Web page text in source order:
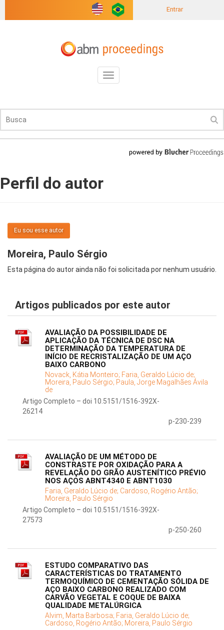
Entrar
Toggle
navigation
Perfil do autor
Eu sou esse autor
Moreira, Paulo Sérgio
Esta página do autor ainda não foi solicitada por nenhum usuário.
Artigos publicados por este autor
AVALIAÇÃO DA POSSIBILIDADE DE
APLICAÇÃO DA TÉCNICA DE DSC NA
DETERMINAÇÃO DA TEMPERATURA DE
INÍCIO DE RECRISTALIZAÇÃO DE UM AÇO
BAIXO CARBONO
Novack, Kátia Monteiro; Faria, Geraldo Lúcio de;
Moreira, Paulo Sérgio; Paula, Jorge Magalhães Ávila
de
Artigo Completo – doi 10.5151/1516-392X-
26214
p-230-239
AVALIAÇÃO DE UM MÉTODO DE
CONSTRASTE POR OXIDAÇÃO PARA A
REVELAÇÃO DO GRÃO AUSTENÍTICO PRÉVIO
NOS AÇOS ABNT4340 E ABNT1030
Faria, Geraldo Lúcio de; Cardoso, Rogério Antão;
Moreira, Paulo Sérgio
Artigo Completo – doi 10.5151/1516-392X-
27573
p-250-260
ESTUDO COMPARATIVO DAS
CARACTERÍSTICAS DO TRATAMENTO
TERMOQUÍMICO DE CEMENTAÇÃO SÓLIDA DE
AÇO BAIXO CARBONO REALIZADO COM
CARVÃO VEGETAL E COQUE DE BAIXA
QUALIDADE METALÚRGICA
Alvim, Marta Barbosa; Faria, Geraldo Lúcio de;
Cardoso, Rogério Antão; Moreira, Paulo Sérgio